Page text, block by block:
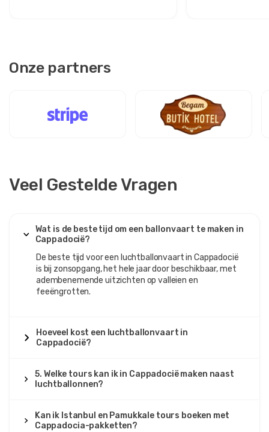
Onze partners
Veel Gestelde Vragen
Wat is de beste tijd om een ​​ballonvaart te maken in
Cappadocië?
De beste tijd voor een luchtballonvaart in Cappadocië
is bij zonsopgang, het hele jaar door beschikbaar, met
adembenemende uitzichten op valleien en
feeëngrotten.
Hoeveel kost een luchtballonvaart in
Cappadocië?
5. Welke tours kan ik in Cappadocië maken naast
luchtballonnen?
Kan ik Istanbul en Pamukkale tours boeken met
Cappadocia-pakketten?